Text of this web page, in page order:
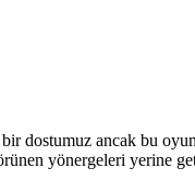
dostumuz ancak bu
yönergeleri yerine